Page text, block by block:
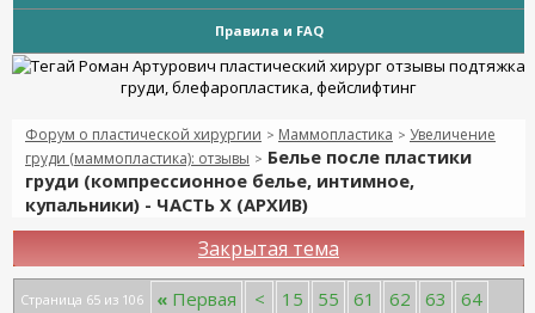
Правила и FAQ
Форум о пластической хирургии > Маммопластика > Увеличение
груди (маммопластика): отзывы > Белье после пластики
груди (компрессионное белье, интимное,
купальники) - ЧАСТЬ Х (АРХИВ)
Закрытая тема
Страница 65 из 106 « Первая < 15 55 61 62 63
64